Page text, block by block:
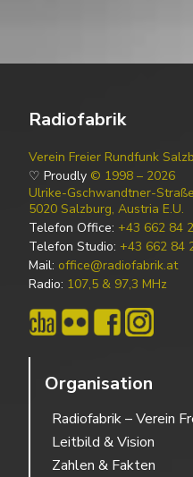
Radiofabrik
Verein Freier Rundfunk
♡ Proudly © 1998 – 2026
Ulrike-Gschwandtner-
5020 Salzburg, Austria E.U.
Telefon Office: +43 662 84
Telefon Studio: +43 662 84
Mail: office@radiofabrik.at
Radio: 107,5 & 97,3 MHz
Organisation
Radiofabrik – Verein
Leitbild & Vision
Zahlen & Fakten